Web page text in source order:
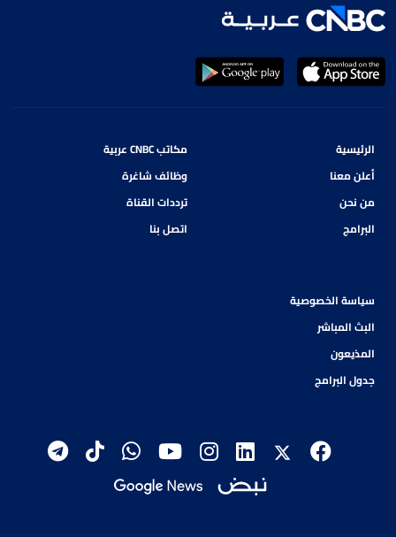
الرئيسية
أعلن معنا
من نحن
البرامج
مكاتب CNBC عربية
وظائف شاغرة
ترددات القناة
اتصل بنا
سياسة الخصوصية
البث المباشر
المذيعون
جدول البرامج